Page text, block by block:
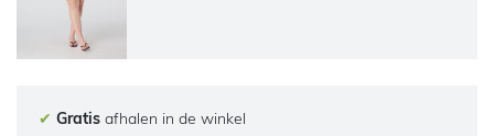
✔ Gratis afhalen in de winkel